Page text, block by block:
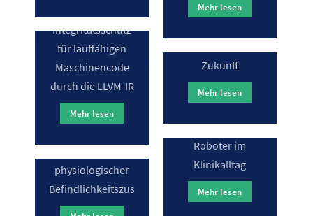
Mehr lesen
Integritätsschutz
für lauffähigen
Maschinencode
durch die LLVM-IR
Mehr lesen
für das Software-
Zukunft
Mehr lesen
HELIA
„Erklärt,
programmiert,
Helfender
Roboter im
Klinikalltag
Mehr lesen
HoCaMo
HomeCare-
Monitoring-
System für die
physiologischer
Befindlichkeitszustände
Hybrenergy
Hybride
INSPIRE-KA
INteraktive
SPrachmodellgestützte
Integration und
REalzeit-
Orchestrierung